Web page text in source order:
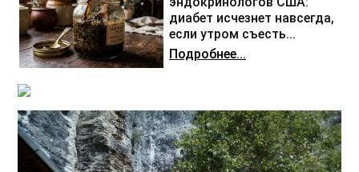
диабет исчезнет навсегда,
если утром съесть...
Подробнее...